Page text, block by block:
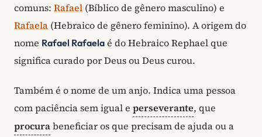
comuns: Rafael (Bíblico de gênero masculino) e
Rafaela (Hebraico de gênero feminino). A origem do
nome Rafael Rafaela é do Hebraico Rephael que
significa curado por Deus ou Deus curou.
Também é o nome de um anjo. Indica uma pessoa
com paciência sem igual e perseverante, que
procurabeneficiar os que precisam de ajuda ou a